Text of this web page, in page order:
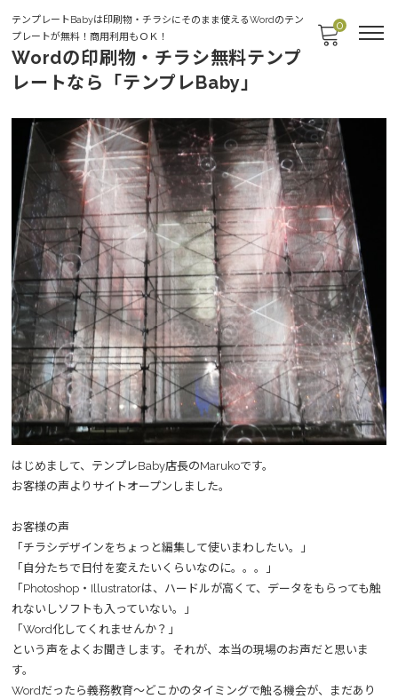
テンプレートBabyは印刷物・チラシにそのまま使えるWordのテン
プレートが無料！商用利用もＯＫ！
Wordの印刷物・チラシ無料テンプ
レートなら「テンプレBaby」
0
お客様の声よりサイトオープンしました！
はじめまして、テンプレBaby店長のMarukoです。
お客様の声よりサイトオープンしました。
お客様の声
「チラシデザインをちょっと編集して使いまわしたい。」
「自分たちで日付を変えたいくらいなのに。。。」
「Photoshop・Illustratorは、ハードルが高くて、データをもらっても触
れないしソフトも入っていない。」
「Word化してくれませんか？」
という声をよくお聞きします。それが、本当の現場のお声だと思いま
す。
Wordだったら義務教育～どこかのタイミングで触る機会が、まだあり